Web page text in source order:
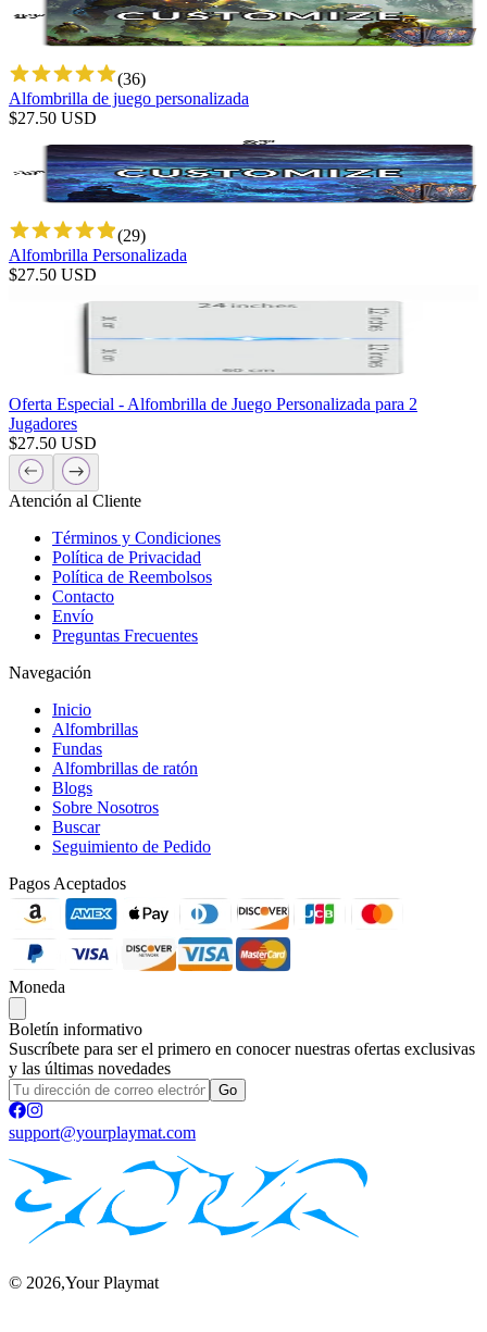
(36)
Alfombrilla de juego personalizada
$27.50 USD
(29)
Alfombrilla Personalizada
$27.50 USD
Oferta Especial - Alfombrilla de Juego Personalizada para 2
Jugadores
$27.50 USD
Atención al Cliente
Términos y Condiciones
Política de Privacidad
Política de Reembolsos
Contacto
Envío
Preguntas Frecuentes
Navegación
Inicio
Alfombrillas
Fundas
Alfombrillas de ratón
Blogs
Sobre Nosotros
Buscar
Seguimiento de Pedido
Pagos Aceptados
Moneda
Boletín informativo
Suscríbete para ser el primero en conocer nuestras ofertas exclusivas
y las últimas novedades
Go
support@yourplaymat.com
© 2026,Your Playmat